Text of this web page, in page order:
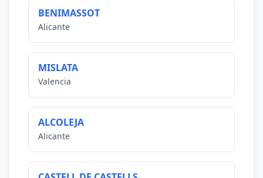
BENIMASSOT
Alicante
MISLATA
Valencia
ALCOLEJA
Alicante